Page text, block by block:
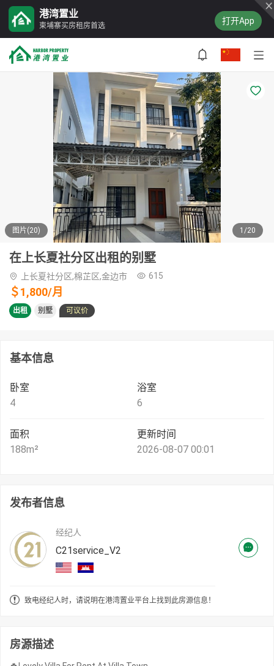
港湾置业
柬埔寨买房租房首选 打开App
图片(20) 1/20
在上长夏社分区出租的别墅
上长夏社分区,棉芷区,金边市 615
＄1,800/月
出租 别墅 可议价
基本信息
卧室
4
浴室
6
面积
188m²
更新时间
2026-08-07 00:01
发布者信息
经纪人
C21service_V2
致电经纪人时，请说明在港湾置业平台上找到此房源信息！
房源描述